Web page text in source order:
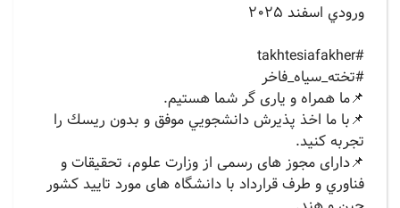
ورودي اسفند ٢٠٢٥
‏#takhtesiafakher
#تخته_سیاه_فاخر
📌ما همراه و یاری گر شما هستیم.
📌با ما اخذ پذيرش دانشجويي موفق و بدون ريسك را
تجربه کنید.
📌دارای مجوز های رسمی از وزارت علوم، تحقيقات و
فناوري و طرف قرارداد با دانشگاه های مورد تایید کشور